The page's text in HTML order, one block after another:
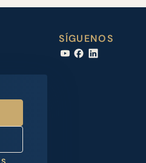
SÍGUENOS